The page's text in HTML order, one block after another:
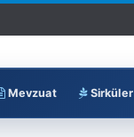
Mevzuat Sirküler